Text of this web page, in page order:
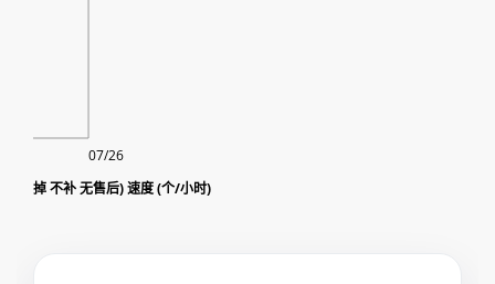
Tiktok 特价粉丝|Follow (掉 不补 无售后) 速度 (个/小时)
07/26